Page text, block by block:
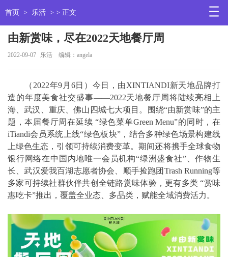
首页 > 乐活 > > 正文
由新赏味，尽在2022天地餐厅周
2022-09-07 乐活 编辑：angela
（2022年9月6日）今日，由XINTIANDI新天地品牌打
造的年度美食社交盛事——2022天地餐厅周将陆续亮相上
海、武汉、重庆、佛山四城七大项目。围绕“由新赏味”的主
题，本届餐厅周在延续 “绿色菜单Green Menu”的同时，在
iTiandi会员系统上线“绿色板块”，结合多种绿色场景构建线
上绿色生态，引领可持续消费变革。期间还将携手全球食物
银行网络在中国内地唯一会员机构“绿洲盛食社”、作物生
长、武汉爱我百湖志愿者协会、顺手捡跑团Trash Running等
多家可持续社群伙伴共创全链路赏味体验，更有多类 “赏味
惠吃卡”推出，覆盖全业态、多品类，赋能全域消费活力。